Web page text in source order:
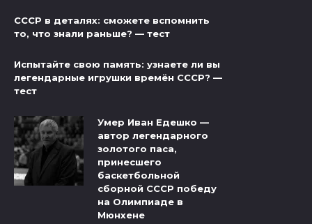
СССР в деталях: сможете вспомнить
то, что знали раньше? — тест
Испытайте свою память: узнаете ли вы
легендарные игрушки времён СССР? —
тест
Умер Иван Едешко —
автор легендарного
золотого паса,
принесшего
баскетбольной
сборной СССР победу
на Олимпиаде в
Мюнхене